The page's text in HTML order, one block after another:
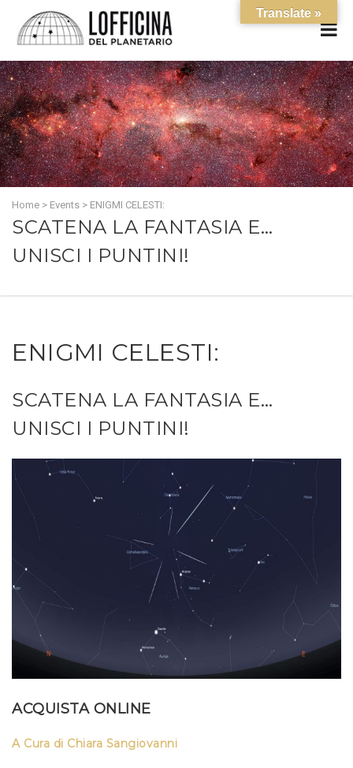
Home > Events > ENIGMI CELESTI:
SCATENA LA FANTASIA E…
UNISCI I PUNTINI!
ENIGMI CELESTI:
SCATENA LA FANTASIA E…
UNISCI I PUNTINI!
ACQUISTA ONLINE
A Cura di Chiara Sangiovanni
Translate »